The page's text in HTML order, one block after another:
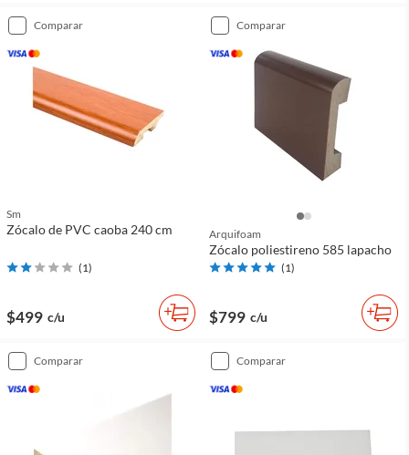
comparar
Sm
Zócalo de PVC caoba 240 cm
(1)
$499 c/u
comparar
Arquifoam
Zócalo poliestireno 585 lapacho
(1)
$799 c/u
comparar comparar